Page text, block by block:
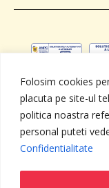
Folosim cookies
placuta pe site-ul
politica noastra
personal puteti
Confidentialitate
ANPC SOL
Toate drepturile